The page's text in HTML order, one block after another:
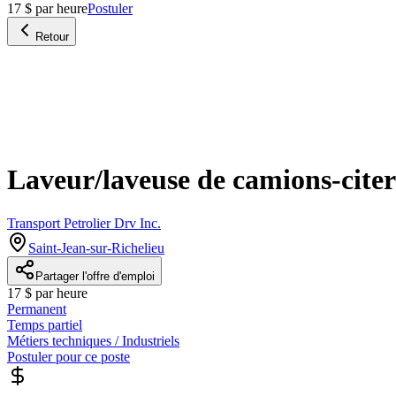
17 $ par heurePostuler
Retour
Laveur/laveuse de camions-
Transport Petrolier Drv Inc.
Saint-Jean-sur-Richelieu
Partager l'offre d'emploi
17 $ par heure
Permanent
Temps partiel
Métiers techniques / Industriels
Postuler pour ce poste